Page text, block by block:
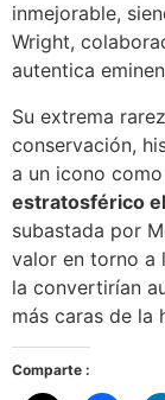
inmejorable,
Wright,
autentica
Su extrema
conservación,
a un icono
estratosférico
subastada por
valor en torno a
la convertirían
más caras de la
Comparte :